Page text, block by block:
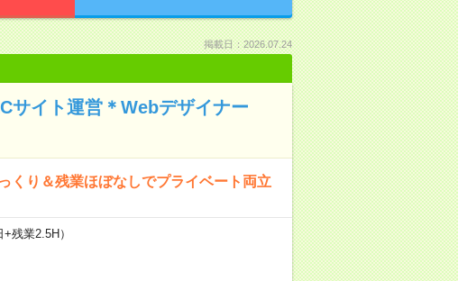
掲載日：2026.07.24
サイト運営＊Webデザイナー
くり＆残業ほぼなしでプライベート両立
業2.5H）